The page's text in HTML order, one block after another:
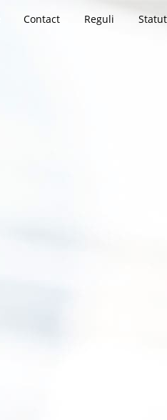
Contact Reguli Statut